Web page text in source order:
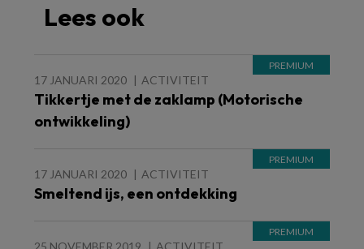
Lees ook
17 JANUARI 2020 ACTIVITEIT
Tikkertje met de zaklamp (Motorische
ontwikkeling)
17 JANUARI 2020 ACTIVITEIT
Smeltend ijs, een ontdekking
25 NOVEMBER 2019 ACTIVITEIT